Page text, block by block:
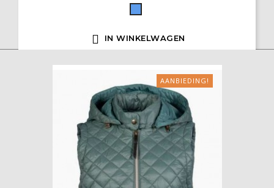
Blauw
 IN WINKELWAGEN
AANBIEDING!